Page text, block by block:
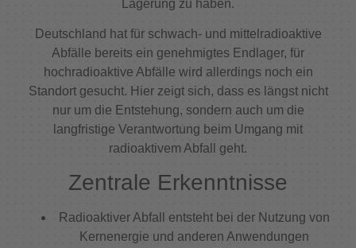
Lagerung zu haben.
Deutschland hat für schwach- und mittelradioaktive
Abfälle bereits ein genehmigtes Endlager, für
hochradioaktive Abfälle wird allerdings noch ein
Standort gesucht. Hier zeigt sich, dass es längst nicht
nur um die Entstehung, sondern auch um die
langfristige Verantwortung beim Umgang mit
radioaktivem Abfall geht.
Zentrale Erkenntnisse
Radioaktiver Abfall entsteht bei der Nutzung von
Kernenergie und anderen Anwendungen